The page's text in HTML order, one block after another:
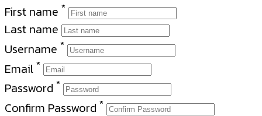
First name *
Last name
Username *
Email *
Password *
Confirm Password *